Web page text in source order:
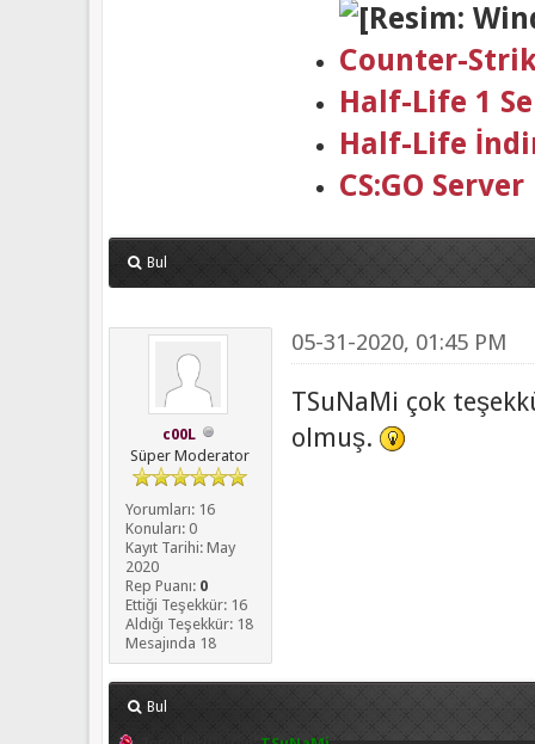
Counter-
Half-Life 1
Half-Life
CS:GO
Bul
c00L
Süper Moderator
Yorumları: 16
Konuları: 0
Kayıt Tarihi: May
2020
Rep Puanı: 0
Ettiği Teşekkür: 16
Aldığı Teşekkür: 18
Mesajında 18
05-31-2020, 01:45 PM
TSuNaMi çok
olmuş.
Bul